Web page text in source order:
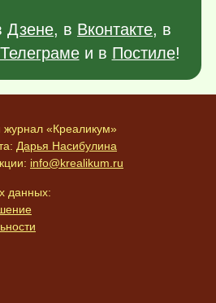
Дзене, в Вконтакте, в
Телеграмеи в Постиле!
журнал «Креаликум»
Дарья Насибулина
info@krealikum.ru
данных: